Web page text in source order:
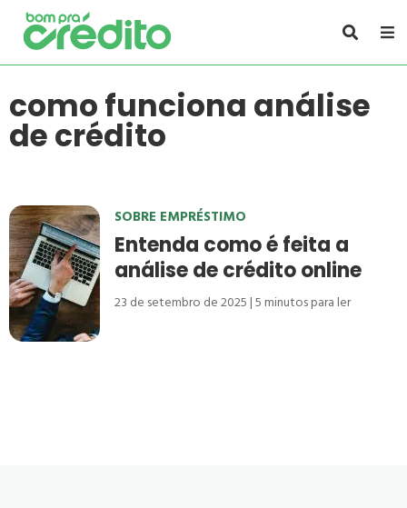
como funciona análise
de crédito
SOBRE EMPRÉSTIMO
Entenda como é feita a
análise de crédito online
23 de setembro de 2025 5minutos para ler